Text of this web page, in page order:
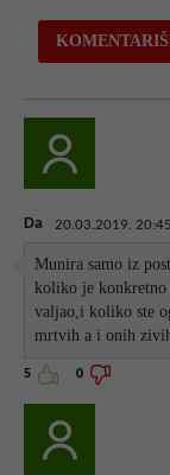
Da 20.03.2019. 20:45
Munira samo iz
koliko je
valjao,i koliko ste
mrtvih a i onih
5 0